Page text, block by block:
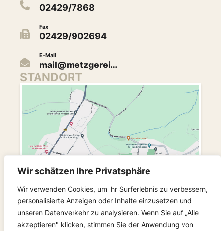
Wir schätzen Ihre Privatsphäre
Wir verwenden Cookies, um Ihr Surferlebnis zu verbessern,
personalisierte Anzeigen oder Inhalte einzusetzen und
unseren Datenverkehr zu analysieren. Wenn Sie auf „Alle
akzeptieren" klicken, stimmen Sie der Anwendung von
02429/7868
Fax
02429/902694
E-Mail
mail@metzgerei…
STANDORT
FOLGEN SIE UNS